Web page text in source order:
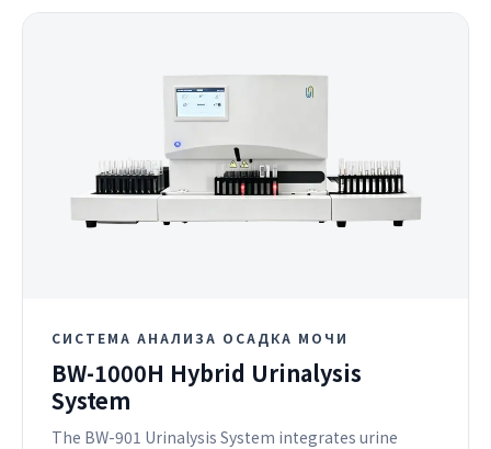
СИСТЕМА АНАЛИЗА ОСАДКА МОЧИ
BW-1000H Hybrid Urinalysis
System
The BW-901 Urinalysis System integrates urine